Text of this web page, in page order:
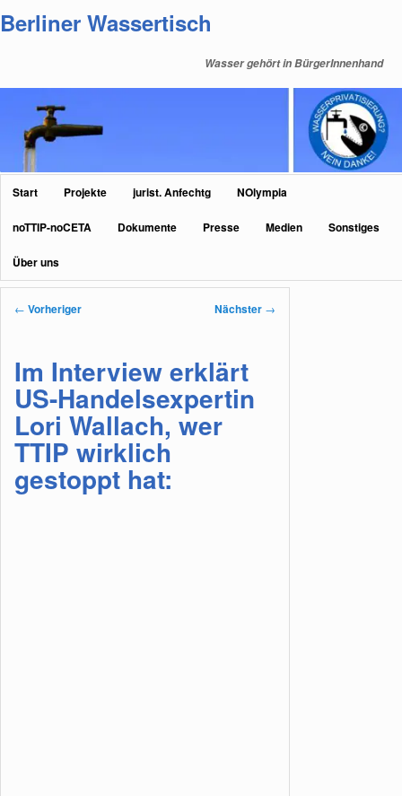
primären
Berliner Wassertisch
Wasser gehört in BürgerInnenhand
Hauptmenü
Start Projekte jurist. Anfechtg NOlympia
noTTIP-noCETA Dokumente Presse Medien Sonstiges
Über uns
Beitragsnavigation
← Vorheriger Nächster →
Im Interview erklärt
US-Handelsexpertin
Lori Wallach, wer
TTIP wirklich
gestoppt hat: